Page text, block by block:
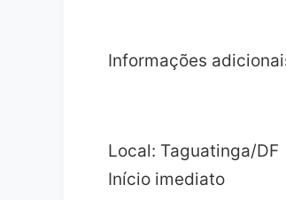
Informações
Local: Taguatinga/DF
Início imediato